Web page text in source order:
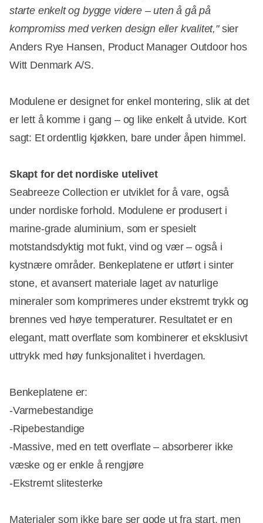
starte enkelt og bygge videre – uten å gå på
kompromiss med verken design eller kvalitet,"sier
Anders Rye Hansen, Product Manager Outdoor hos
Witt Denmark A/S.
Modulene er designet for enkel montering, slik at det
er lett å komme i gang – og like enkelt å utvide. Kort
sagt: Et ordentlig kjøkken, bare under åpen himmel.
Skapt for det nordiske utelivet
Seabreeze Collection er utviklet for å vare, også
under nordiske forhold. Modulene er produsert i
marine-grade aluminium, som er spesielt
motstandsdyktig mot fukt, vind og vær – også i
kystnære områder. Benkeplatene er utført i sinter
stone, et avansert materiale laget av naturlige
mineraler som komprimeres under ekstremt trykk og
brennes ved høye temperaturer. Resultatet er en
elegant, matt overflate som kombinerer et eksklusivt
uttrykk med høy funksjonalitet i hverdagen.
Benkeplatene er:
-Varmebestandige
-Ripebestandige
-Massive, med en tett overflate – absorberer ikke
væske og er enkle å rengjøre
-Ekstremt slitesterke
Materialer som ikke bare ser gode ut fra start, men